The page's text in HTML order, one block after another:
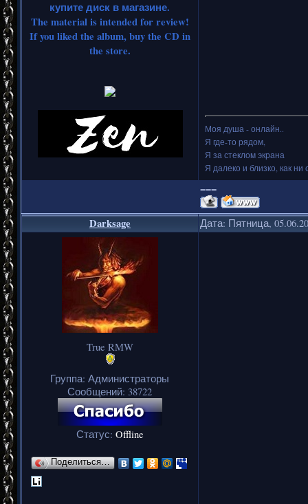
купите диск в магазине.
The material is intended for review!
If you liked the album, buy the CD in
the store.
Моя душа - онлайн..
Я где-то рядом,
Я за стеклом экрана
Я далеко и близко, как ни
===
Darksage Дата: Пятница,
True RMW
Группа: Администраторы
Сообщений: 38722
Статус: Offline
Поделиться…